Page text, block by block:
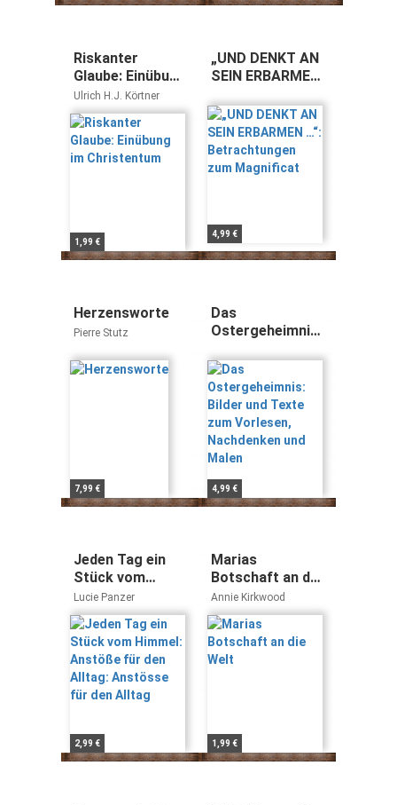
Riskanter
Glaube: Einübung
im Christentum
Ulrich H.J. Körtner
1,99 €
„UND DENKT AN
SEIN ERBARMEN
Betrachtungen
zum Magnificat
4,99 €
Herzensworte
Pierre Stutz
7,99 €
Das
Ostergeheimnis:
zum Vorlesen,
Nachdenken und
Malen
4,99 €
Jeden Tag ein
Stück vom
Himmel:
Anstöße für den
Alltag: Anstösse
für den Alltag
Lucie Panzer
2,99 €
Marias
Botschaft an die
Welt
Annie Kirkwood
1,99 €